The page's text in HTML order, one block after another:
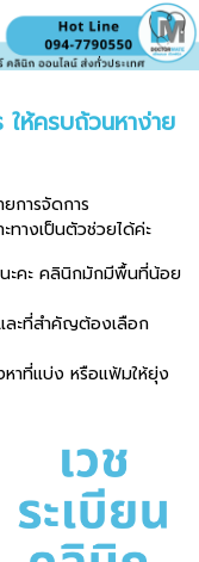
ให้ครบถ้วนหาง่าย
ยการจัดการ
ะทางเป็นตัวช่วยได้ค่ะ
คะ คลินิกมักมีพื้นที่น้อย
ละที่สำคัญต้องเลือก
หาที่แบ่ง หรือแฟ้มให้ยุ่ง